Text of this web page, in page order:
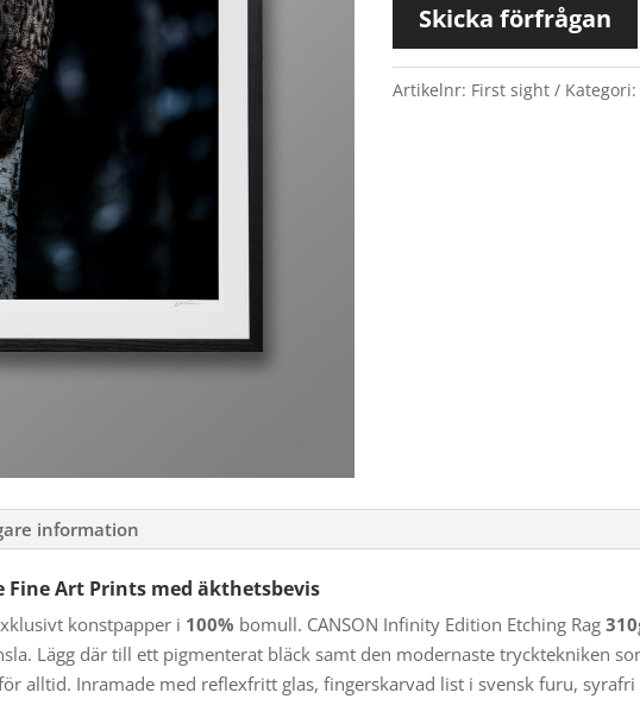
Skicka förfrågan
Artikelnr: First sight Kategori:
information
Fine Art Prints med äkthetsbevis
konstpapper i 100% bomull. CANSON Infinity Edition Etching Rag 310
Lägg där till ett pigmenterat bläck samt den modernaste trycktekniken
alltid. Inramade med reflexfritt glas, fingerskarvad list i svensk furu, syrafri